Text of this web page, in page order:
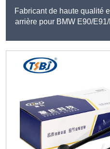
Fabricant de haute qualité
arrière pour BMW E90/